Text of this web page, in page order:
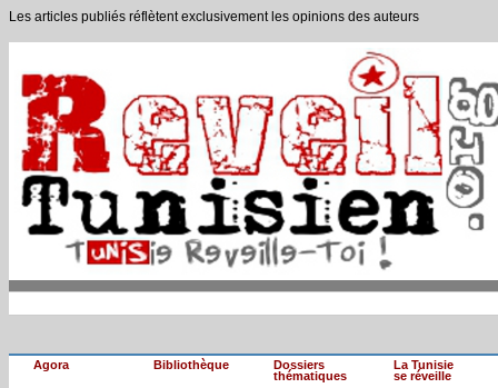
Les articles publiés réflètent exclusivement les opinions des auteurs
Agora Bibliothèque
Dossiers
thématiques
La Tunisie
se réveille